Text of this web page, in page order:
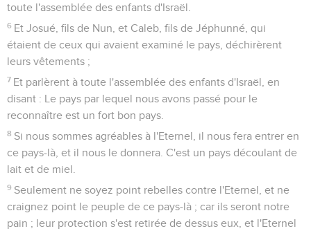
toute l'assemblée des enfants d'Israël.
6 Et Josué, fils de Nun, et Caleb, fils de Jéphunné, qui
étaient de ceux qui avaient examiné le pays, déchirèrent
leurs vêtements ;
7 Et parlèrent à toute l'assemblée des enfants d'Israël, en
disant : Le pays par lequel nous avons passé pour le
reconnaître est un fort bon pays.
8 Si nous sommes agréables à l'Eternel, il nous fera entrer en
ce pays-là, et il nous le donnera. C'est un pays découlant de
lait et de miel.
9 Seulement ne soyez point rebelles contre l'Eternel, et ne
craignez point le peuple de ce pays-là ; car ils seront notre
pain ; leur protection s'est retirée de dessus eux, et l'Eternel